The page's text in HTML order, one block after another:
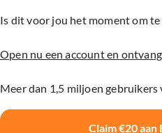
Is dit voor jou het moment om
Open nu een account en
Meer dan 1,5 miljoen
Claim €20